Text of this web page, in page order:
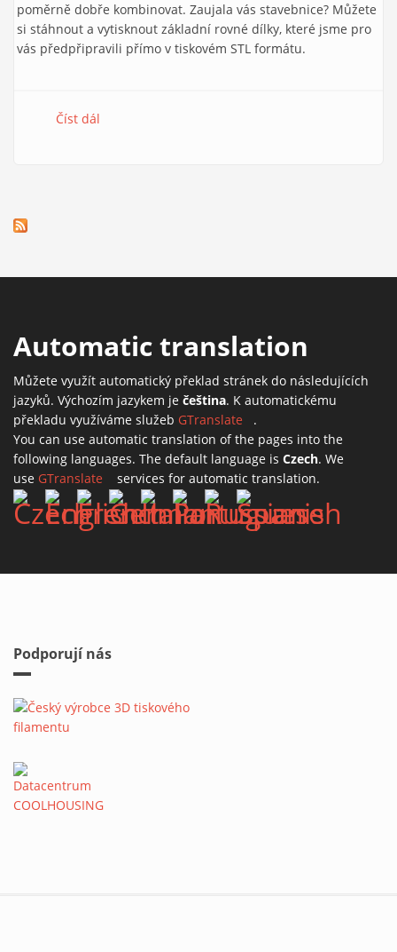
poměrně dobře kombinovat. Zaujala vás stavebnice? Můžete
si stáhnout a vytisknout základní rovné dílky, které jsme pro
vás předpřipravili přímo v tiskovém STL formátu.
Číst dál
Automatic translation
Můžete využít automatický překlad stránek do následujících
jazyků. Výchozím jazykem je čeština. K automatickému
překladu využíváme služeb GTranslate (link is external)
.
You can use automatic translation of the pages into the
following languages. The default language is Czech. We
use GTranslate (link is external)
services for automatic translation.
Podporují nás